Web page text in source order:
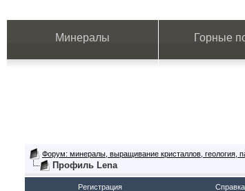
Минералы Горные
Форум: минералы, выращивание кристаллов, геология,
Профиль Lena
Регистрация Справка